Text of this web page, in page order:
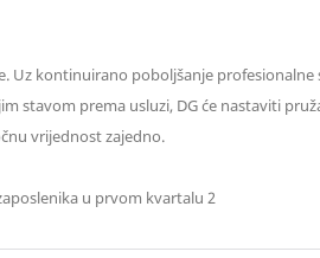
Uz kontinuirano poboljšanje
prema usluzi, DG će nastaviti
vrijednost zajedno.